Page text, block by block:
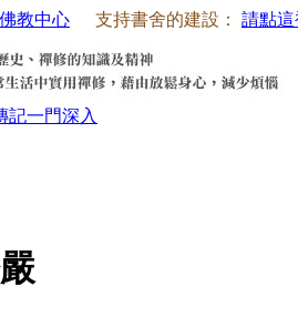
教中心 支持書舍的建設： 請點這
記一門深入